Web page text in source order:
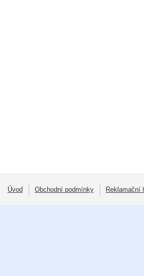
Úvod Obchodní podmínky Reklamační